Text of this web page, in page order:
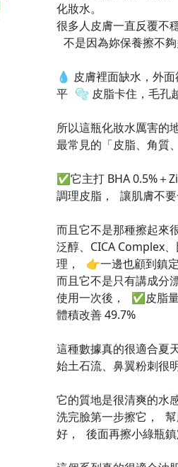
化妝水。
很多人皮膚一直反覆不穩
不是因為妳保養擦不
💧 皮膚裡面缺水，外
平 🫧 皮脂卡住，毛孔
所以這瓶化妝水厲害的
最常見的「皮脂、角質
✅它主打 BHA 0.5%＋
調理皮脂， 讓肌膚不要
而且它不是那種擦起來
泛醇、CICA Complex
理， 👉一邊也顧到鎮定
而且它不是只有講成分
使用一次後， ✅皮脂
體積改善 49.7%
這種數據真的很適合夏
始土石流、鼻翼粉刺很
它的質地是很清爽的水
洗完臉第一步擦它，
好， 後面再擦小綠瓶鎮